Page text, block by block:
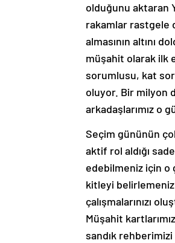
olduğunu aktaran
rakamlar rastgele
almasının altını
müşahit olarak ilk
sorumlusu, kat
oluyor. Bir milyon
arkadaşlarımız o
Seçim gününün
aktif rol aldığı
edebilmeniz için
kitleyi belirlemeniz
çalışmalarınızı
Müşahit
sandık rehberimizi